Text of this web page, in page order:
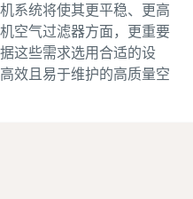
系统将使其更平稳、更高
空气过滤器方面，更重要
这些需求选用合适的设
效且易于维护的高质量空